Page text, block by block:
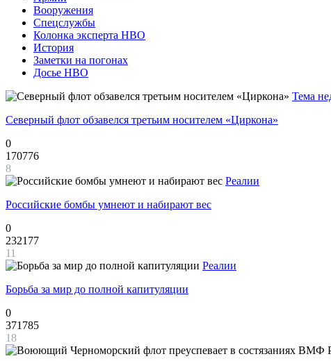
Вооружения
Спецслужбы
Колонка эксперта НВО
История
Заметки на погонах
Досье НВО
Тема
Северный флот обзавелся третьим носителем «Циркона»
0
170776
8
Реалии
Российские бомбы умнеют и набирают вес
0
232177
11
Реалии
Борьба за мир до полной капитуляции
0
371785
18